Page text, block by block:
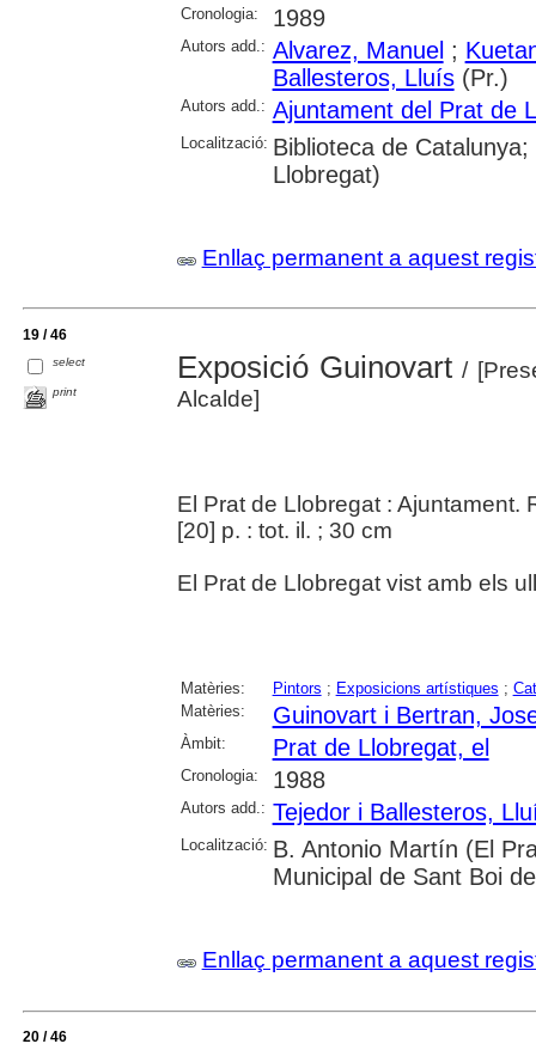
Cronologia: 1989
Autors add.: Alvarez, Manuel ;
Ballesteros, Lluís(Pr.)
Autors add.: Ajuntament del Prat de
Localització: Biblioteca de
Llobregat)
Enllaç permanent a aquest
19 / 46
select
print
Exposició Guinovart /
Alcalde]
El Prat de Llobregat : Ajuntament.
[20] p. : tot. il. ; 30 cm
El Prat de Llobregat vist amb els
Matèries: Pintors ; Exposicions artístiques ;
Matèries:
Guinovart i Bertran,
Àmbit: Prat de Llobregat, el
Cronologia: 1988
Autors add.: Tejedor i Ballesteros,
Localització: B. Antonio Martín (El
Municipal de Sant Boi
Enllaç permanent a aquest
20 / 46